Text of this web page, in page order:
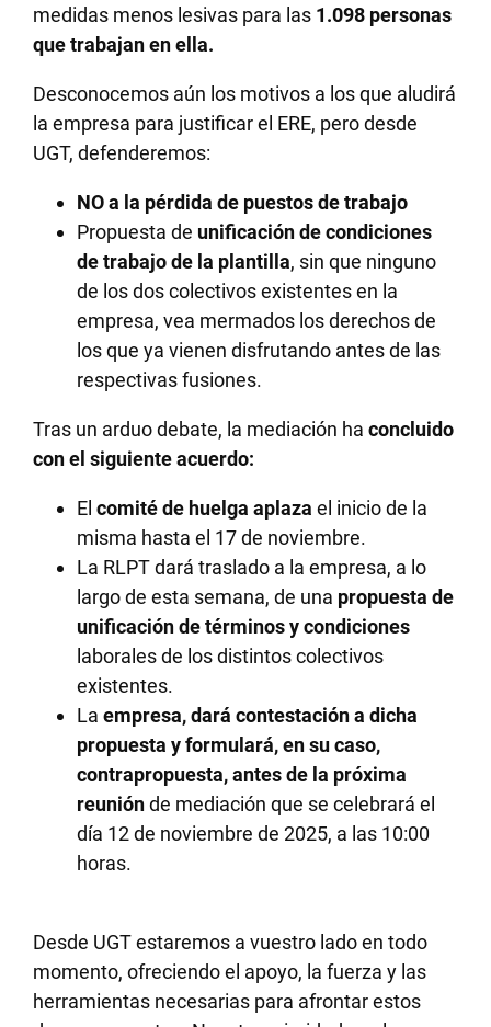
medidas menos lesivas para las 1.098 personas
que trabajan en ella.
Desconocemos aún los motivos a los que aludirá
la empresa para justificar el ERE, pero desde
UGT, defenderemos:
NO a la pérdida de puestos de trabajo
Propuesta de unificación de condiciones
de trabajo de la plantilla, sin que ninguno
de los dos colectivos existentes en la
empresa, vea mermados los derechos de
los que ya vienen disfrutando antes de las
respectivas fusiones.
Tras un arduo debate, la mediación haconcluido
con el siguiente acuerdo:
Elcomité de huelga aplazael inicio de la
misma hasta el 17 de noviembre.
La RLPT dará traslado a la empresa, a lo
largo de esta semana, de una propuesta de
unificación de términos y condiciones
laborales de los distintos colectivos
existentes.
Laempresa, dará contestación a dicha
propuesta y formulará, en su caso,
contrapropuesta, antes de la próxima
reuniónde mediación que se celebrará el
día 12 de noviembre de 2025, a las 10:00
horas.
Desde UGT estaremos a vuestro lado en todo
momento, ofreciendo el apoyo, la fuerza y las
herramientas necesarias para afrontar estos